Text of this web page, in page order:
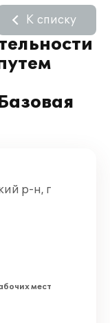
К списку
р-н, г
мест